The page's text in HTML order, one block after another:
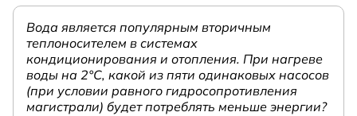
Вода является популярным вторичным
теплоносителем в системах
кондиционирования и отопления. При нагреве
воды на 2°С, какой из пяти одинаковых насосов
(при условии равного гидросопротивления
магистрали) будет потреблять меньше энергии?